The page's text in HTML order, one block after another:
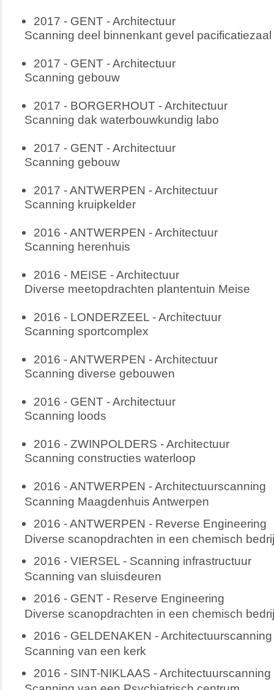
2017 - GENT - Architectuur
Scanning deel binnenkant gevel
2017 - GENT - Architectuur
Scanning gebouw
2017 - BORGERHOUT - Architectuur
Scanning dak waterbouwkundig labo
2017 - GENT - Architectuur
Scanning gebouw
2017 - ANTWERPEN - Architectuur
Scanning kruipkelder
2016 - ANTWERPEN - Architectuur
Scanning herenhuis
2016 - MEISE - Architectuur
Diverse meetopdrachten plantentuin Meise
2016 - LONDERZEEL - Architectuur
Scanning sportcomplex
2016 - ANTWERPEN - Architectuur
Scanning diverse gebouwen
2016 - GENT - Architectuur
Scanning loods
2016 - ZWINPOLDERS - Architectuur
Scanning constructies waterloop
2016 - ANTWERPEN - Architectuurscanning
Scanning Maagdenhuis Antwerpen
2016 - ANTWERPEN - Reverse Engineering
Diverse scanopdrachten in een chemisch
2016 - VIERSEL - Scanning infrastructuur
Scanning van sluisdeuren
2016 - GENT - Reserve Engineering
Diverse scanopdrachten in een chemisch
2016 - GELDENAKEN - Architectuurscanning
Scanning van een kerk
2016 - SINT-NIKLAAS - Architectuurscanning